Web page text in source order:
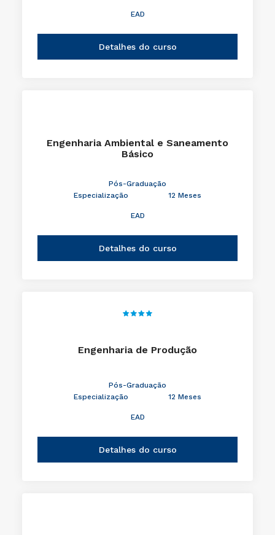
EAD
Detalhes do curso
Engenharia Ambiental e Saneamento
Básico
Pós-Graduação
Especialização
12 Meses
EAD
Detalhes do curso
Engenharia de Produção
Pós-Graduação
Especialização
12 Meses
EAD
Detalhes do curso